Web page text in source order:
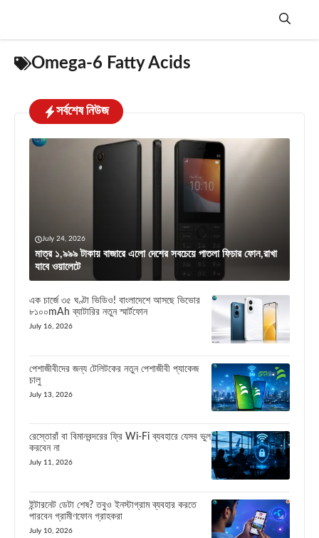
Menu
Omega-6 Fatty Acids
সর্বশেষ নিউজ
July 24, 2026
মাত্র ১,৯৯৯ টাকায় বাজারে এলো দেশের সবচেয়ে পাতলা ফিচার ফোন,রাখা
যাবে ওয়ালেটে
এক চার্জে ৩৫ ঘণ্টা ভিডিও! বাংলাদেশে আসছে ভিভোর
৮১০০mAh ব্যাটারির নতুন স্মার্টফোন
July 16, 2026
পেশাজীবীদের জন্য টেলিটকের নতুন পেশাজীবী প্যাকেজ
চালু
July 13, 2026
রেস্তোরাঁ বা বিমানবন্দরের ফ্রি Wi-Fi ব্যবহারে যেসব ভুল
করবেন না
July 11, 2026
ইন্টারনেট ডেটা শেষ? তবুও ইনস্টাগ্রাম ব্যবহার করতে
পারবেন গ্রামীণফোন গ্রাহকরা
July 10, 2026